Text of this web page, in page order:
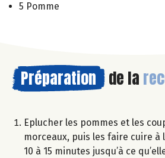
5 Pomme
Préparation de la
Eplucher les pommes et les
morceaux, puis les faire cuire
10 à 15 minutes jusqu’à ce